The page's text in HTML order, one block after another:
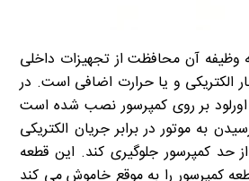
وظیفه آن محافظت از تجهیزات داخلی
الکتریکی و یا حرارت اضافی است. در
بر روی کمپرسور نصب شده است
به موتور در برابر جریان الکتریکی
حد کمپرسور جلوگیری کند. این قطعه
کمپرسور را به موقع خاموش می کند